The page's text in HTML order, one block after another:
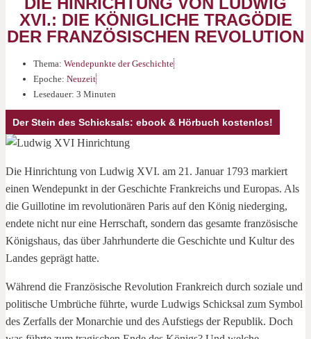
XVI.: DIE KÖNIGLICHE TRAGÖDIE
DER FRANZÖSISCHEN REVOLUTION
Thema: Wendepunkte der Geschichte
Epoche: Neuzeit
Lesedauer: 3 Minuten
Der Stein des Schicksals: ebook & Hörbuch kostenlos!
Die Hinrichtung von Ludwig XVI. am 21. Januar 1793 markiert
einen Wendepunkt in der Geschichte Frankreichs und Europas. Als
die Guillotine im revolutionären Paris auf den König niederging,
endete nicht nur eine Herrschaft, sondern das gesamte französische
Königshaus, das über Jahrhunderte die Geschichte und Kultur des
Landes geprägt hatte.
Während die Französische Revolution Frankreich durch soziale und
politische Umbrüche führte, wurde Ludwigs Schicksal zum Symbol
des Zerfalls der Monarchie und des Aufstiegs der Republik. Doch